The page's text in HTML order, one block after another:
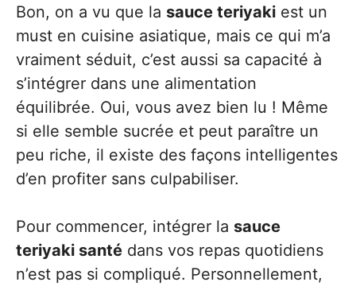
Bon, on a vu que la sauce teriyaki est un
must en cuisine asiatique, mais ce qui m’a
vraiment séduit, c’est aussi sa capacité à
s’intégrer dans une alimentation
équilibrée. Oui, vous avez bien lu ! Même
si elle semble sucrée et peut paraître un
peu riche, il existe des façons intelligentes
d’en profiter sans culpabiliser.
Pour commencer, intégrer la sauce
teriyaki santé dans vos repas quotidiens
n’est pas si compliqué. Personnellement,